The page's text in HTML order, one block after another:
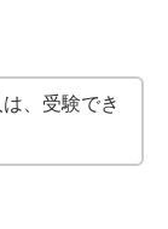
、受験でき